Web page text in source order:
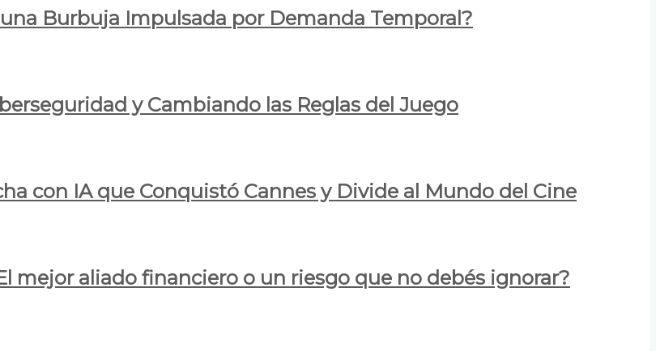
Burbuja Impulsada por Demanda Temporal?
y Cambiando las Reglas del Juego
con IA que Conquistó Cannes y Divide al Mundo del Cine
mejor aliado financiero o un riesgo que no debés ignorar?